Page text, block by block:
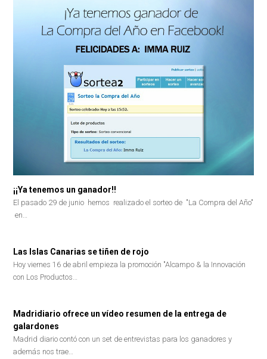
¡¡Ya tenemos un ganador!!
El pasado 29 de junio hemos realizado el sorteo de "La Compra del Año"
en…
Las Islas Canarias se tiñen de rojo
Hoy viernes 16 de abril empieza la promoción "Alcampo & la Innovación
con Los Productos…
Madridiario ofrece un vídeo resumen de la entrega de
galardones
Madrid diario contó con un set de entrevistas para los ganadores y
además nos trae…